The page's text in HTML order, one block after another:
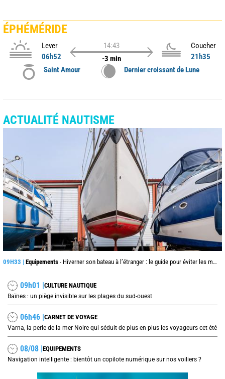
ÉPHÉMÉRIDE
Lever
06h52
14:43
-3 min
Coucher
21h35
Saint Amour
Dernier croissant de Lune
ACTUALITÉ NAUTISME
09H33 | Equipements - Hiverner son bateau à l’étranger : le guide pour éviter les mauvaises surprises
09h01 |CULTURE NAUTIQUE
Baïnes : un piège invisible sur les plages du sud-ouest
06h46 |CARNET DE VOYAGE
Varna, la perle de la mer Noire qui séduit de plus en plus les voyageurs cet été
08/08 |EQUIPEMENTS
Navigation intelligente : bientôt un copilote numérique sur nos voiliers ?